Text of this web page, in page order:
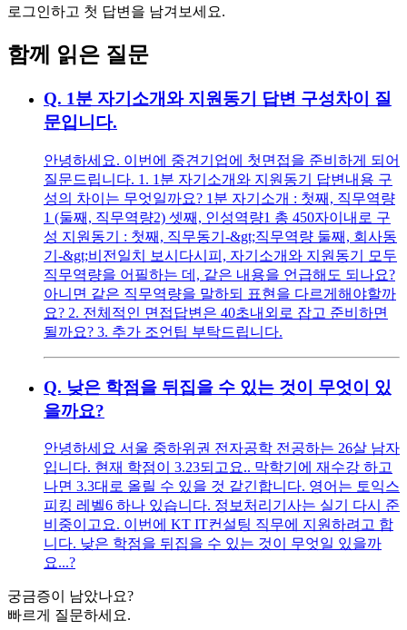
로그인하고 첫 답변을 남겨보세요.
함께 읽은 질문
Q. 1분 자기소개와 지원동기 답변 구성차이 질
문입니다.
안녕하세요. 이번에 중견기업에 첫면접을 준비하게 되어
질문드립니다. 1. 1분 자기소개와 지원동기 답변내용 구
성의 차이는 무엇일까요? 1분 자기소개 : 첫째, 직무역량
1 (둘째, 직무역량2) 셋째, 인성역량1 총 450자이내로 구
성 지원동기 : 첫째, 직무동기-&gt;직무역량 둘째, 회사동
기-&gt;비전일치 보시다시피, 자기소개와 지원동기 모두
직무역량을 어필하는 데, 같은 내용을 언급해도 되나요?
아니면 같은 직무역량을 말하되 표현을 다르게해야할까
요? 2. 전체적인 면접답변은 40초내외로 잡고 준비하면
될까요? 3. 추가 조언팁 부탁드립니다.
Q. 낮은 학점을 뒤집을 수 있는 것이 무엇이 있
을까요?
안녕하세요 서울 중하위권 전자공학 전공하는 26살 남자
입니다. 현재 학점이 3.23되고요.. 막학기에 재수강 하고
나면 3.3대로 올릴 수 있을 것 같긴합니다. 영어는 토익스
피킹 레벨6 하나 있습니다. 정보처리기사는 실기 다시 준
비중이고요. 이번에 KT IT컨설팅 직무에 지원하려고 합
니다. 낮은 학점을 뒤집을 수 있는 것이 무엇일 있을까
요...?
궁금증이 남았나요?
빠르게 질문하세요.